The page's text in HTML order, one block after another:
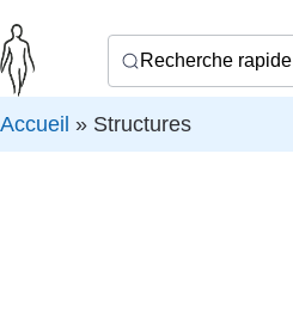
Recherche rapide
Accueil » Structures